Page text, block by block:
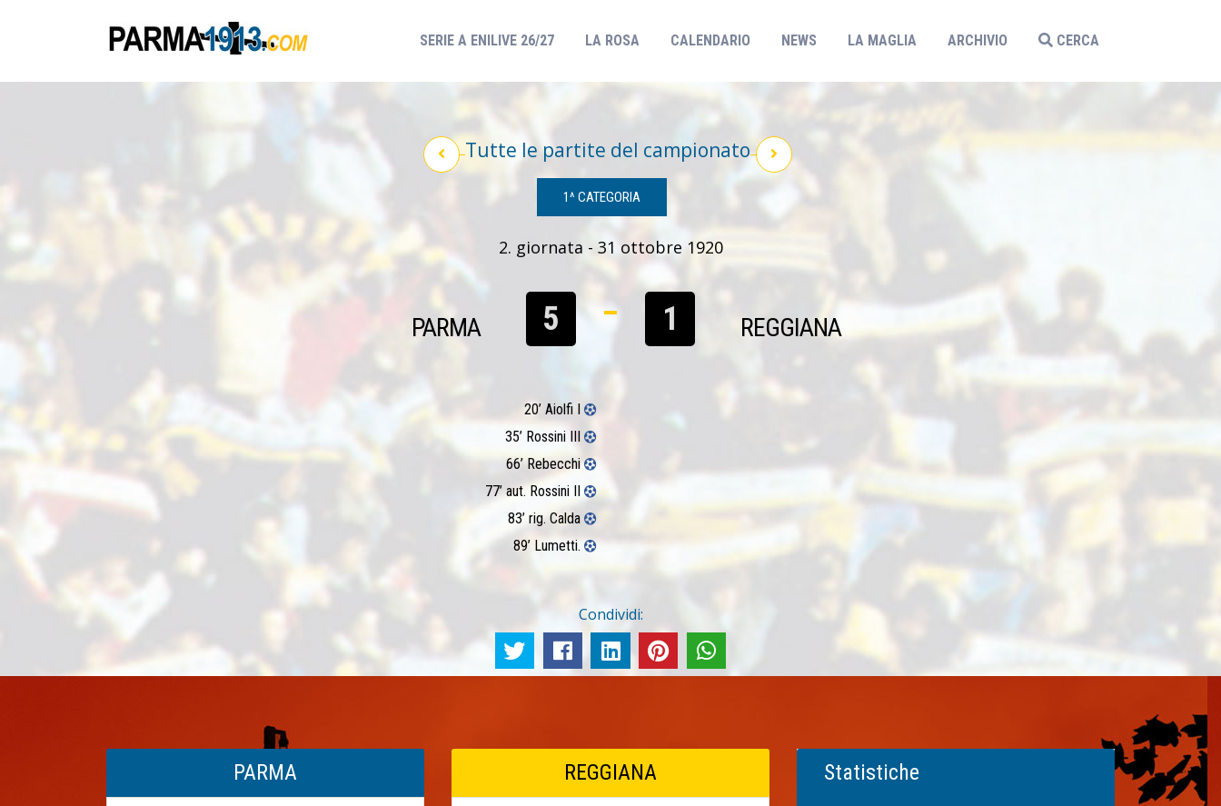
SERIE A ENILIVE 26/27(CURRENT)
LA ROSA CALENDARIO NEWS LA MAGLIA ARCHIVIO CERCA
Tutte le partite del campionato
1^ CATEGORIA
2. giornata - 31 ottobre 1920
PARMA 5 1 REGGIANA
20’ Aiolfi I
35’ Rossini III
66’ Rebecchi
77’ aut. Rossini II
83’ rig. Calda
89’ Lumetti.
Condividi:
PARMA REGGIANA
Statistiche